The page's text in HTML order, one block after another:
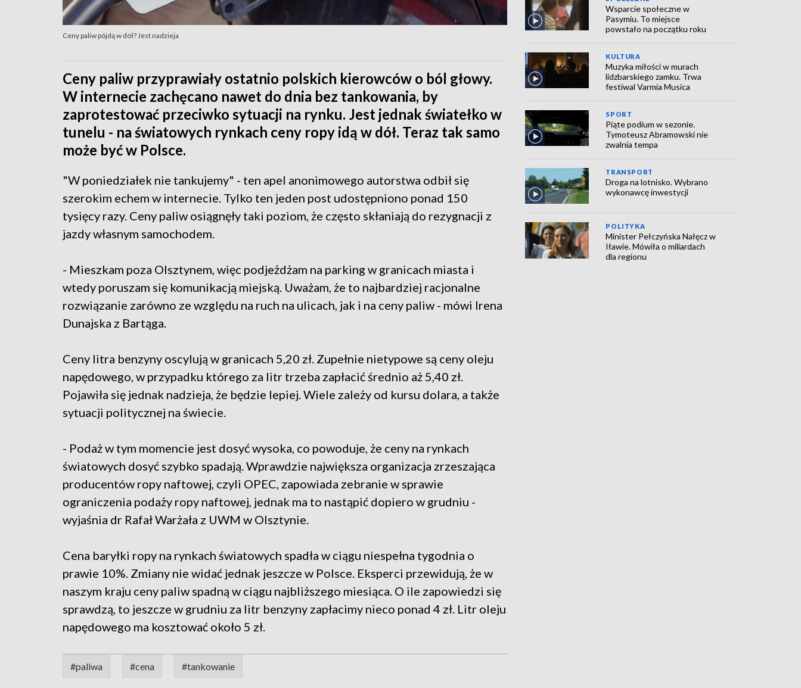
Ceny paliw pójdą w dół? Jest nadzieja
Ceny paliw przyprawiały ostatnio polskich kierowców o ból głowy.
W internecie zachęcano nawet do dnia bez tankowania, by
zaprotestować przeciwko sytuacji na rynku. Jest jednak światełko w
tunelu - na światowych rynkach ceny ropy idą w dół. Teraz tak samo
może być w Polsce.
"W poniedziałek nie tankujemy" - ten apel anonimowego autorstwa odbił się
szerokim echem w internecie. Tylko ten jeden post udostępniono ponad 150
tysięcy razy. Ceny paliw osiągnęły taki poziom, że często skłaniają do rezygnacji z
jazdy własnym samochodem.
- Mieszkam poza Olsztynem, więc podjeżdżam na parking w granicach miasta i
wtedy poruszam się komunikacją miejską. Uważam, że to najbardziej racjonalne
rozwiązanie zarówno ze względu na ruch na ulicach, jak i na ceny paliw - mówi Irena
Dunajska z Bartąga.
Ceny litra benzyny oscylują w granicach 5,20 zł. Zupełnie nietypowe są ceny oleju
napędowego, w przypadku którego za litr trzeba zapłacić średnio aż 5,40 zł.
Pojawiła się jednak nadzieja, że będzie lepiej. Wiele zależy od kursu dolara, a także
sytuacji politycznej na świecie.
- Podaż w tym momencie jest dosyć wysoka, co powoduje, że ceny na rynkach
światowych dosyć szybko spadają. Wprawdzie największa organizacja zrzeszająca
producentów ropy naftowej, czyli OPEC, zapowiada zebranie w sprawie
ograniczenia podaży ropy naftowej, jednak ma to nastąpić dopiero w grudniu -
wyjaśnia dr Rafał Warżała z UWM w Olsztynie.
Cena baryłki ropy na rynkach światowych spadła w ciągu niespełna tygodnia o
prawie 10%. Zmiany nie widać jednak jeszcze w Polsce. Eksperci przewidują, że w
naszym kraju ceny paliw spadną w ciągu najbliższego miesiąca. O ile zapowiedzi się
sprawdzą, to jeszcze w grudniu za litr benzyny zapłacimy nieco ponad 4 zł. Litr oleju
napędowego ma kosztować około 5 zł.
#paliwa #cena #tankowanie
Wsparcie społeczne w
Pasymiu. To miejsce
powstało na początku roku
KULTURA
Muzyka miłości w murach
lidzbarskiego zamku. Trwa
festiwal Varmia Musica
SPORT
Piąte podium w sezonie.
Tymoteusz Abramowski nie
zwalnia tempa
TRANSPORT
Droga na lotnisko. Wybrano
wykonawcę inwestycji
POLITYKA
Minister Pełczyńska Nałęcz w
Iławie. Mówiła o miliardach
dla regionu